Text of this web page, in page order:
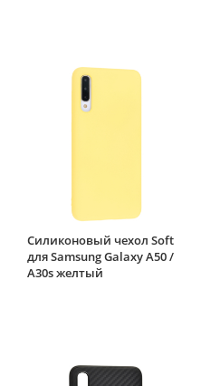
Силиконовый чехол Soft
для Samsung Galaxy A50 /
A30s желтый